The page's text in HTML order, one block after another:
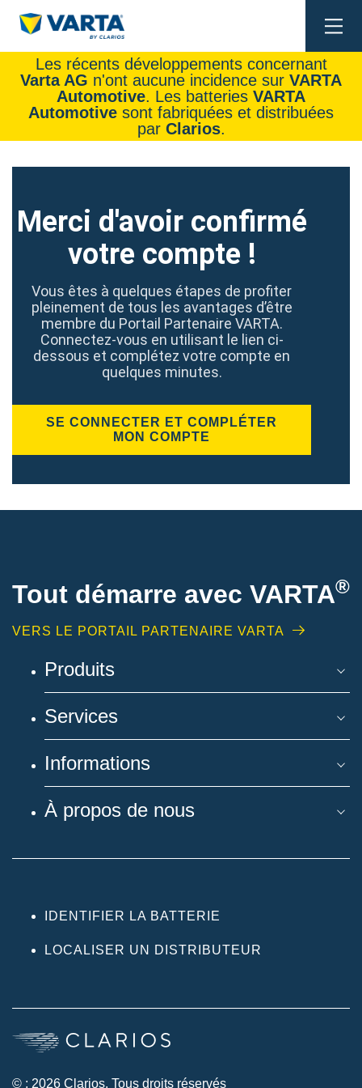
Les récents développements concernant
Varta AG n'ont aucune incidence sur VARTA
Automotive. Les batteries VARTA
Automotive sont fabriquées et distribuées
par Clarios.
Merci d'avoir confirmé
votre compte !
Vous êtes à quelques étapes de profiter
pleinement de tous les avantages d’être
membre du Portail Partenaire VARTA.
Connectez-vous en utilisant le lien ci-
dessous et complétez votre compte en
quelques minutes.
SE CONNECTER ET COMPLÉTER
MON COMPTE
Tout démarre avec VARTA®
VERS LE PORTAIL PARTENAIRE VARTA
Produits
Services
Informations
À propos de nous
IDENTIFIER LA BATTERIE
LOCALISER UN DISTRIBUTEUR
© ; 2026 Clarios. Tous droits réservés